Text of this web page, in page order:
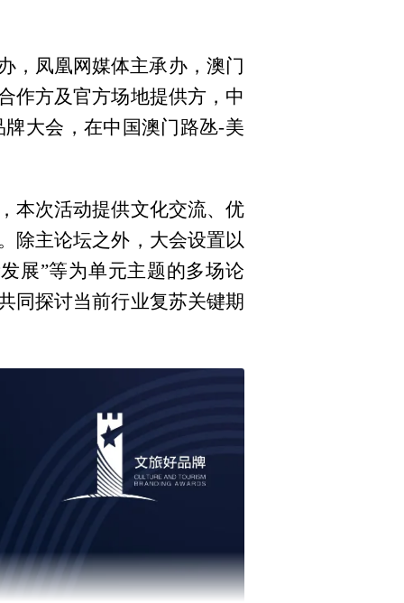
，凤凰网媒体主承办，澳门
作方及官方场地提供方，中
大会，在中国澳门路氹-美
本次活动提供文化交流、优
除主论坛之外，大会设置以
展”等为单元主题的多场论
同探讨当前行业复苏关键期